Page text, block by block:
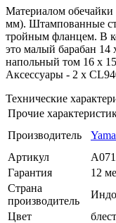
Материалом обечайки
мм). Штампованные
тройным фланцем. В
это малый барабан 14
напольный том 16 x
Аксессуары - 2 x
Технические
Прочие
Производитель
Артикул
Гарантия
12
Страна
производитель
Цвет